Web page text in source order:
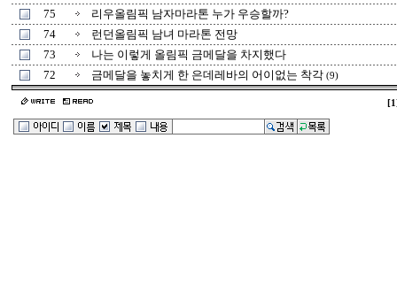
75
리우올림픽 남자마라톤 누가 우승할까?
74
런던올림픽 남녀 마라톤 전망
73
나는 이렇게 올림픽 금메달을 차지했다
72
금메달을 놓치게 한 은데레바의 어이없는 착각 (9)